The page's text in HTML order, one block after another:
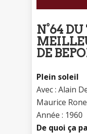
N°64
DE
Plein soleil
Avec : Alain
Maurice
Année : 1960
De quoi ça